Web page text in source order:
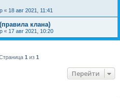
« 18 авг 2021, 11:41
клана)
« 17 авг 2021, 10:20
1 из 1
Перейти